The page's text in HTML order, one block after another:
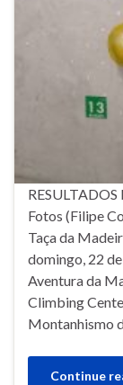
Fotos (Filipe
Taça da
domingo, 22
Aventura da
Climbing
Montanhismo
Continue